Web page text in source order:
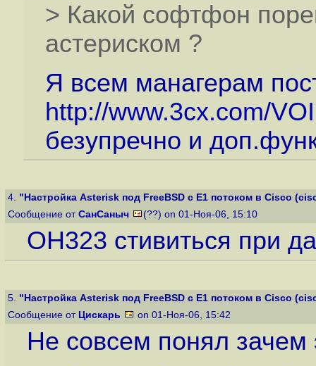
> Какой софтфон
астериском ?
Я всем манагерам
http://www.3cx.com/
безупречно и
4. "Настройка Asterisk под FreeBSD с E1 потоком в Cisco
Сообщение от СанСаныч (??) on 01-Ноя-06, 15:10
ОН323 стивиться при
5. "Настройка Asterisk под FreeBSD с E1 потоком в Cisco
Сообщение от Цискарь on 01-Ноя-06, 15:42
Не совсем понял зачем